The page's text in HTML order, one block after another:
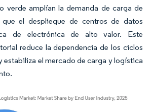
verde amplían la demanda de carga de
el despliegue de centros de datos
de electrónica de alto valor. Este
reduce la dependencia de los ciclos
estabiliza el mercado de carga y logística